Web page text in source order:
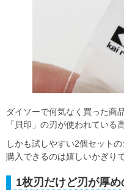
ダイソーで何気なく買った商
「貝印」の刃が使われている
しかも試しやすい2個セット
購入できるのは嬉しいかぎりで
1枚刃だけど刃が厚め